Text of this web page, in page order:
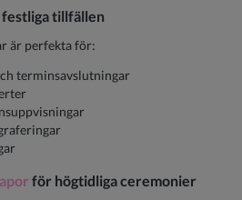
tillfällen
är perfekta för:
terminsavslutningar
för högtidliga ceremonier